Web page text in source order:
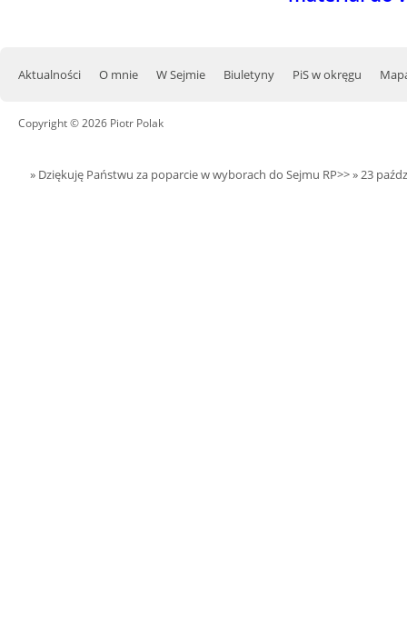
Aktualności O mnie W Sejmie Biuletyny PiS w okręgu
Copyright © 2026 Piotr Polak
» Dziękuję Państwu za poparcie w wyborach do Sejmu RP>>» 23